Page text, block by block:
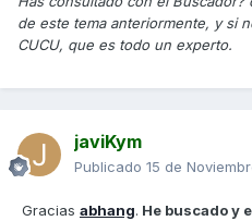
de este tema anteriormente, y si
CUCU, que es todo un experto.
javiKym
Publicado 15 de
Gracias abhang. He buscado y